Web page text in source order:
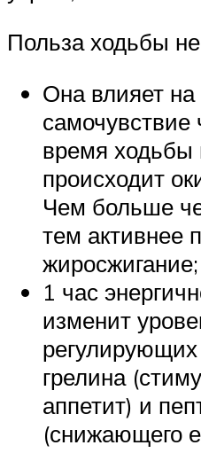
Польза ходьбы
Она влияет на
самочувствие
время
происходит
Чем больше
тем активнее
жиросжигание;
1 час
изменит
регулирующих
грелина
аппетит) и
(снижающего